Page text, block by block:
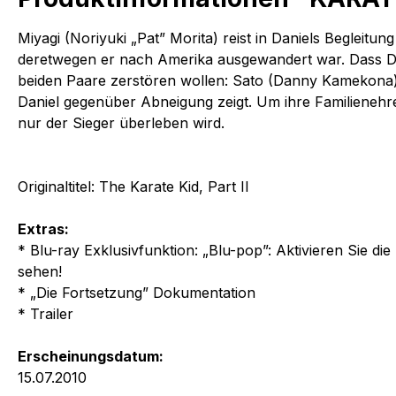
Miyagi (Noriyuki „Pat” Morita) reist in Daniels
deretwegen er nach Amerika ausgewandert war. Dass
beiden Paare zerstören wollen: Sato (Danny
Daniel gegenüber Abneigung zeigt. Um ihre
nur der Sieger überleben wird.
Originaltitel: The Karate Kid, Part II
Extras:
* Blu-ray Exklusivfunktion: „Blu-pop”: Aktivieren Sie
sehen!
* „Die Fortsetzung” Dokumentation
* Trailer
Erscheinungsdatum:
15.07.2010